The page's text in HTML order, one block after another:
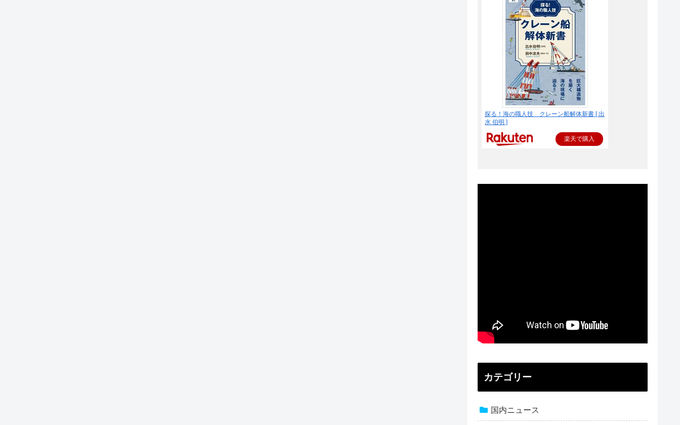
探る！海の職人技 クレーン船解体新書 [ 出
水 伯明 ]
楽天で購入
カテゴリー
国内ニュース